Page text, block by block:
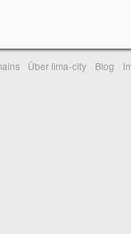
Über lima-city Blog